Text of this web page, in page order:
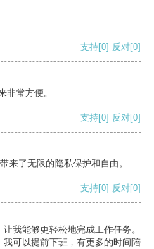
支持[0] 反对[0]
非常方便。
支持[0] 反对[0]
来了无限的隐私保护和自由。
支持[0] 反对[0]
我能够更轻松地完成工作任务。
可以提前下班，有更多的时间陪